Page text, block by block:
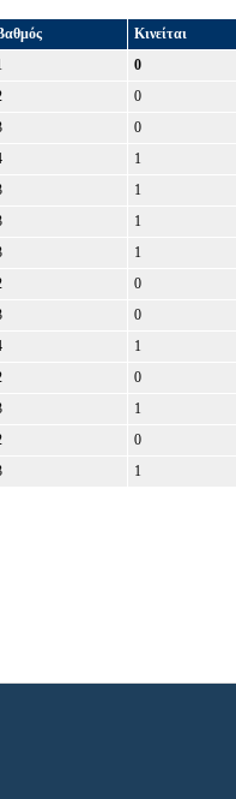
Κινείται
0
0
0
1
1
1
1
0
0
1
0
1
0
1